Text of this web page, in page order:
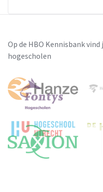
Op de HBO Kennisbank
hogescholen